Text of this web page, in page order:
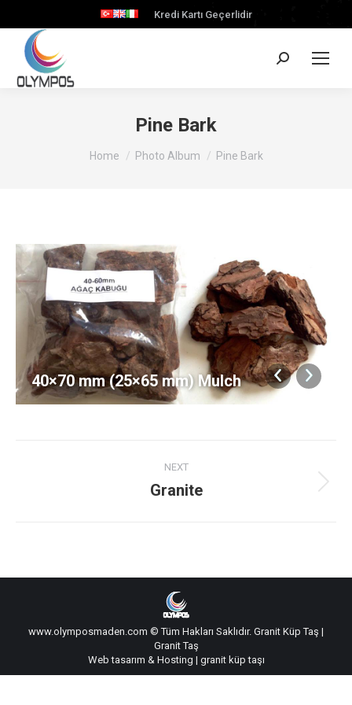
Kredi Kartı Geçerlidir
Search:
Pine Bark
You are here:
Home Photo Album Pine Bark
40×70 mm (25×65 mm) Mulch
NEXT
Next
Granite
www.olymposmaden.com © Tüm Hakları Saklıdır. Granit Küp Taş |
Granit Taş
Web tasarım & Hosting | granit küp taşı